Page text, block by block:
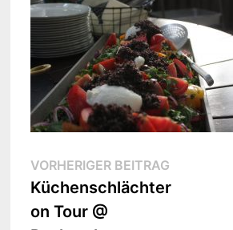
Beitragsnavigation
VORHERIGER BEITRAGVorheriger
Beitrag:
Küchenschlächter
on Tour @